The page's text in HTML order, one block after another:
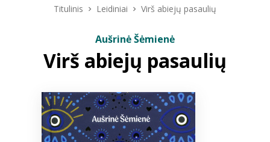
ELVIS atvyksta
Naujienos
Bibliotekoms
Titulinis Leidiniai Virš abiejų pasaulių
Aušrinė Šėmienė
Virš abiejų pasaulių